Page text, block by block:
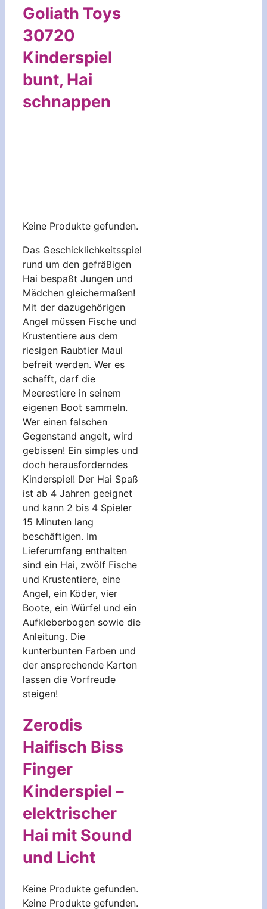
Goliath Toys
30720
Kinderspiel
bunt, Hai
schnappen
Keine Produkte gefunden.
Das Geschicklichkeitsspiel
rund um den gefräßigen
Hai bespaßt Jungen und
Mädchen gleichermaßen!
Mit der dazugehörigen
Angel müssen Fische und
Krustentiere aus dem
riesigen Raubtier Maul
befreit werden. Wer es
schafft, darf die
Meerestiere in seinem
eigenen Boot sammeln.
Wer einen falschen
Gegenstand angelt, wird
gebissen! Ein simples und
doch herausforderndes
Kinderspiel! Der Hai Spaß
ist ab 4 Jahren geeignet
und kann 2 bis 4 Spieler
15 Minuten lang
beschäftigen. Im
Lieferumfang enthalten
sind ein Hai, zwölf Fische
und Krustentiere, eine
Angel, ein Köder, vier
Boote, ein Würfel und ein
Aufkleberbogen sowie die
Anleitung. Die
kunterbunten Farben und
der ansprechende Karton
lassen die Vorfreude
steigen!
Zerodis
Haifisch Biss
Finger
Kinderspiel –
elektrischer
Hai mit Sound
und Licht
Keine Produkte gefunden.
Keine Produkte gefunden.